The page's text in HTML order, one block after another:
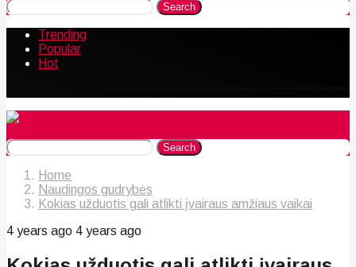
Search
Trending
Popular
Hot
Search
Home
Naudingos gudrybės
Kokias užduotis gali atlikti įvairaus amžiaus vaikai
4 years ago 4 years ago